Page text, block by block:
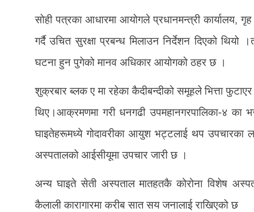
सोही पत्रका आधारमा आयोगले प्रधानमन्त्री कार्यालय, गृह
गर्दै उचित सुरक्षा प्रबन्ध मिलाउन निर्देशन दिएको
घटना हुन पुगेको मानव अधिकार आयोगको ठहर छ ।
शुक्रबार ब्लक ए मा रहेका कैदीबन्दीको समूहले भित्ता
थिए।आक्रमणमा गरी धनगढी उपमहानगरपालिका-४ का
घाइतेहरूमध्ये गोदावरीका आयुश भट्टलाई थप उपचारका
अस्पतालको आईसीयूमा उपचार जारी छ ।
अन्य घाइते सेती अस्पताल मातहतकै कोरोना विशेष
कैलाली कारागारमा करीब सात सय जनालाई राखिएको छ